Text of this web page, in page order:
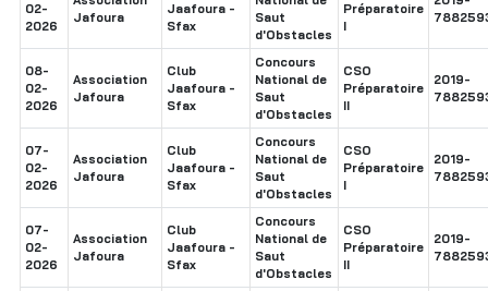
02-
2026
Jafoura
Jaafoura -
Sfax
Saut
d'Obstacles
Préparatoire
I
08-
02-
2026
Association
Jafoura
Club
Jaafoura -
Sfax
Concours
National de
Saut
d'Obstacles
CSO
Préparatoire
II
2019-
07-
02-
2026
Association
Jafoura
Club
Jaafoura -
Sfax
Concours
National de
Saut
d'Obstacles
CSO
Préparatoire
I
2019-
07-
02-
2026
Association
Jafoura
Club
Jaafoura -
Sfax
Concours
National de
Saut
d'Obstacles
CSO
Préparatoire
II
2019-